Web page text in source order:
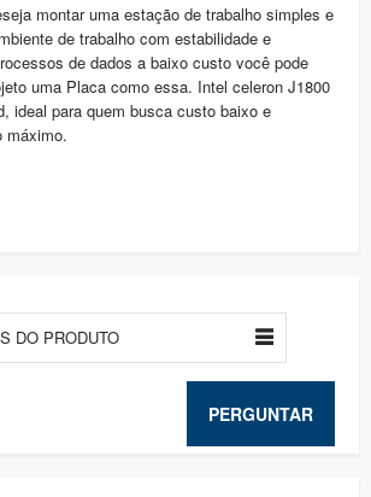
montar uma estação de trabalho simples e
de trabalho com estabilidade e
de dados a baixo custo você pode
uma Placa como essa. Intel celeron J1800
ideal para quem busca custo baixo e
máximo.
DO PRODUTO
PERGUNTAR